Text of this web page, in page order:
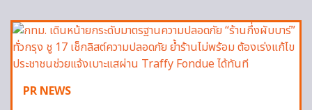
PR NEWS